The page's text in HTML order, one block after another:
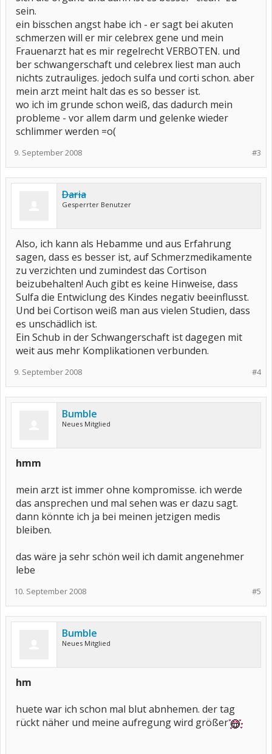
sein.
ein bisschen angst habe ich - er sagt bei akuten
schmerzen will er mir celebrex gene und mein
Frauenarzt hat es mir regelrecht VERBOTEN. und
ber schwangerschaft und celebrex liest man auch
nichts zutrauliges. jedoch sulfa und corti schon. aber
mein arzt meint halt das es so besser ist.
wo ich im grunde schon weiß, das dadurch mein
probleme - vor allem darm und gelenke wieder
schlimmer werden =o(
#3
9. September 2008
Daria
Gesperrter Benutzer
Also, ich kann als Hebamme und aus Erfahrung
sagen, dass es besser ist, auf Schmerzmedikamente
zu verzichten und zumindest das Cortison
beizubehalten! Auch gibt es keine Hinweise, dass
Sulfa die Entwiclung des Kindes negativ beeinflusst.
Und bei Cortison weiß man aus vielen Studien, dass
es unschädlich ist.
Ein Schub in der Schwangerschaft ist dagegen mit
weit aus mehr Komplikationen verbunden.
#4
9. September 2008
Bumble
Neues Mitglied
hmm
mein arzt ist immer ohne kompromisse. ich werde
das ansprechen und mal sehen was er dazu sagt.
dann könnte ich ja bei meinen jetzigen medis
bleiben.
das wäre ja sehr schön weil ich damit angenehmer
lebe
#5
10. September 2008
Bumble
Neues Mitglied
hm
huete war ich schon mal blut abnhemen. der tag
rückt näher und meine aufregung wird größer